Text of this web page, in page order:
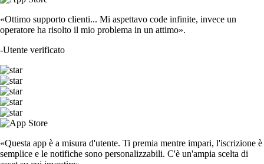
«Ottimo supporto clienti... Mi aspettavo code infinite, invece un
operatore ha risolto il mio problema in un attimo».
-Utente verificato
«Questa app è a misura d'utente. Ti premia mentre impari, l'iscrizione è
semplice e le notifiche sono personalizzabili. C'è un'ampia scelta di